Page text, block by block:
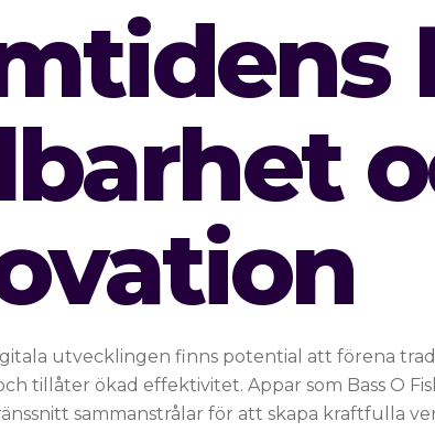
utvecklingen finns potential att förena
tillåter ökad effektivitet. Appar som Bass O
sammanstrålar för att skapa kraftfulla